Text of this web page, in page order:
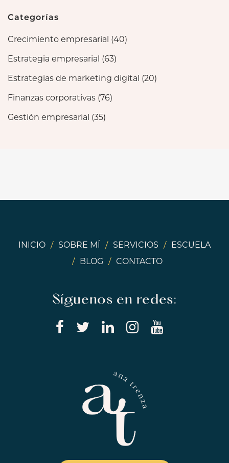
Categorías
Crecimiento empresarial (40)
Estrategia empresarial (63)
Estrategias de marketing digital (20)
Finanzas corporativas (76)
Gestión empresarial (35)
INICIO / SOBRE MÍ / SERVICIOS / ESCUELA
/
BLOG / CONTACTO
Síguenos en redes: